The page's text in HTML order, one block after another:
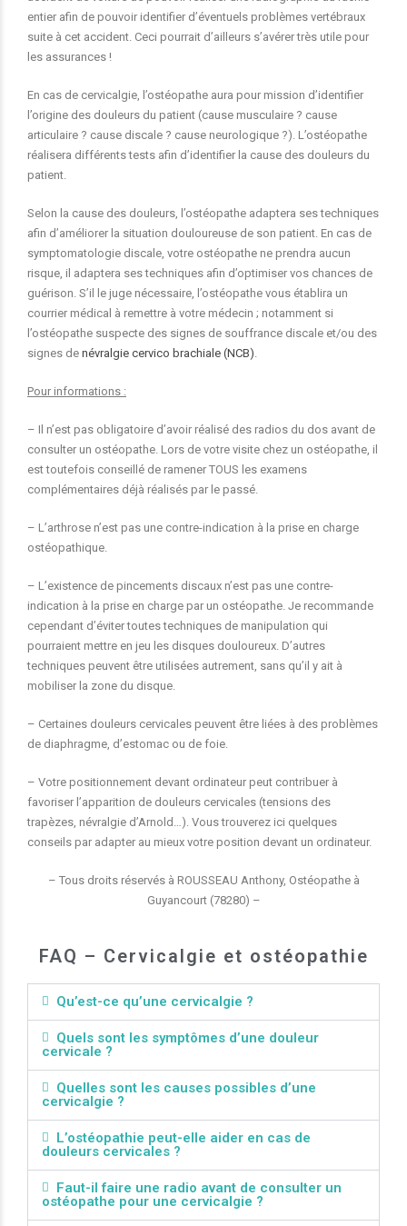
entier afin de pouvoir identifier d’éventuels problèmes vertébraux
suite à cet accident. Ceci pourrait d’ailleurs s’avérer très utile pour
les assurances !
En cas de cervicalgie, l’ostéopathe aura pour mission d’identifier
l’origine des douleurs du patient (cause musculaire ? cause
articulaire ? cause discale ? cause neurologique ?). L’ostéopathe
réalisera différents tests afin d’identifier la cause des douleurs du
patient.
Selon la cause des douleurs, l’ostéopathe adaptera ses techniques
afin d’améliorer la situation douloureuse de son patient. En cas de
symptomatologie discale, votre ostéopathe ne prendra aucun
risque, il adaptera ses techniques afin d’optimiser vos chances de
guérison. S’il le juge nécessaire, l’ostéopathe vous établira un
courrier médical à remettre à votre médecin ; notamment si
l’ostéopathe suspecte des signes de souffrance discale et/ou des
signes de névralgie cervico brachiale (NCB).
Pour informations :
– Il n’est pas obligatoire d’avoir réalisé des radios du dos avant de
consulter un ostéopathe. Lors de votre visite chez un ostéopathe, il
est toutefois conseillé de ramener TOUS les examens
complémentaires déjà réalisés par le passé.
– L’arthrose n’est pas une contre-indication à la prise en charge
ostéopathique.
– L’existence de pincements discaux n’est pas une contre-
indication à la prise en charge par un ostéopathe. Je recommande
cependant d’éviter toutes techniques de manipulation qui
pourraient mettre en jeu les disques douloureux. D’autres
techniques peuvent être utilisées autrement, sans qu’il y ait à
mobiliser la zone du disque.
– Certaines douleurs cervicales peuvent être liées à des problèmes
de diaphragme, d’estomac ou de foie.
– Votre positionnement devant ordinateur peut contribuer à
favoriser l’apparition de douleurs cervicales (tensions des
trapèzes, névralgie d’Arnold…). Vous trouverez ici quelques
conseils par adapter au mieux votre position devant un ordinateur.
– Tous droits réservés à ROUSSEAU Anthony, Ostéopathe à
Guyancourt (78280) –
FAQ – Cervicalgie et ostéopathie
Qu’est-ce qu’une cervicalgie ?
Quels sont les symptômes d’une douleur
cervicale ?
Quelles sont les causes possibles d’une
cervicalgie ?
L’ostéopathie peut-elle aider en cas de
douleurs cervicales ?
Faut-il faire une radio avant de consulter un
ostéopathe pour une cervicalgie ?